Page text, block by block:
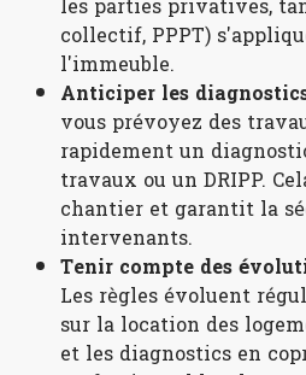
collectif, PPPT)
l'immeuble.
Anticiper les
vous prévoyez des
rapidement un
travaux ou un DRIPP.
chantier et garantit la
intervenants.
Tenir compte des
Les règles évoluent
sur la location des
et les diagnostics en